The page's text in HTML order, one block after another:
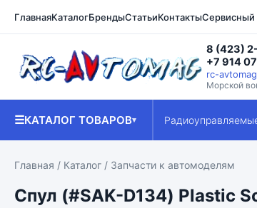
ГлавнаяКаталогБрендыСтатьиКонтактыСервисный
8 (423)
+7 914
rc-
Морской
☰КАТАЛОГ ТОВАРОВ▾
Главная / Каталог / Запчасти к автомоделям
Спул (#SAK-D134) Plastic